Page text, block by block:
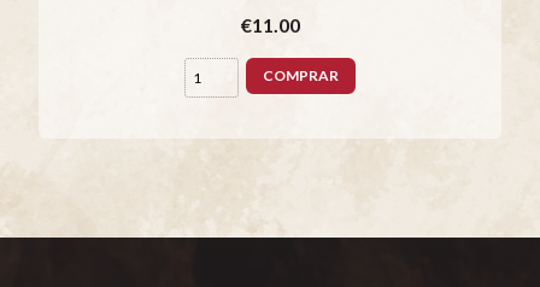
€11.00
COMPRAR